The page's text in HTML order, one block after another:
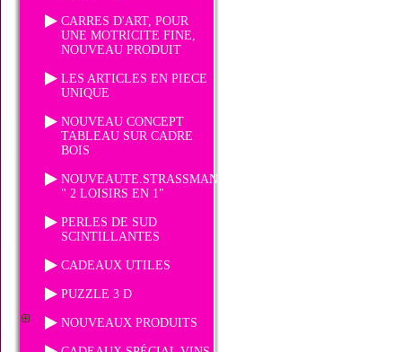
CARRES D'ART, POUR
UNE MOTRICITE FINE,
NOUVEAU PRODUIT
LES ARTICLES EN PIECE
UNIQUE
NOUVEAU CONCEPT
TABLEAU SUR CADRE
BOIS
NOUVEAUTE.STRASSMANIA
" 2 LOISIRS EN 1"
PERLES DE SUD
SCINTILLANTES
CADEAUX UTILES
PUZZLE 3 D
NOUVEAUX PRODUITS